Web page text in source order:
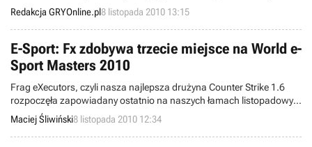
produkcji i pomagający w poznaniu rządzących rozgrywką
zależności."
Redakcja GRYOnline.pl8 listopada 2010 13:15
E-Sport: Fx zdobywa trzecie miejsce na World e-
Sport Masters 2010
Frag eXecutors, czyli nasza najlepsza drużyna Counter Strike 1.6
rozpoczęła zapowiadany ostatnio na naszych łamach listopadowy
maraton turniejów. W weekend gracze Fx zakończyli mocno
obsadzony turniej w chińskim Hangzhou. Z Azji Polacy wracają z
trzecim miejscem.
Maciej Śliwiński8 listopada 2010 12:34